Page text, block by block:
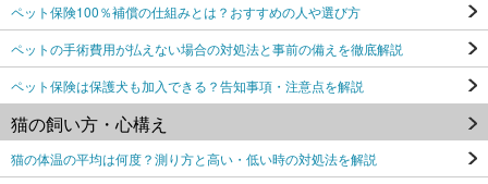
ペット保険100％補償の仕組みとは？おすすめの人や選び方
ペットの手術費用が払えない場合の対処法と事前の備えを徹底解説
ペット保険は保護犬も加入できる？告知事項・注意点を解説
猫の飼い方・心構え
猫の体温の平均は何度？測り方と高い・低い時の対処法を解説